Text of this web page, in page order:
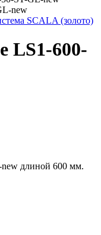
SCALA (золото)
LS1-600-
длиной 600 мм.